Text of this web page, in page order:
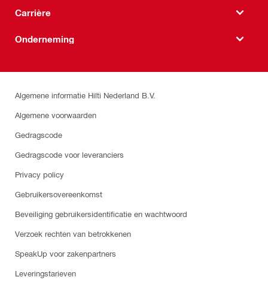
Carrière
Onderneming
Algemene informatie Hilti Nederland B.V.
Algemene voorwaarden
Gedragscode
Gedragscode voor leveranciers
Privacy policy
Gebruikersovereenkomst
Beveiliging gebruikersidentificatie en wachtwoord
Verzoek rechten van betrokkenen
SpeakUp voor zakenpartners
Leveringstarieven